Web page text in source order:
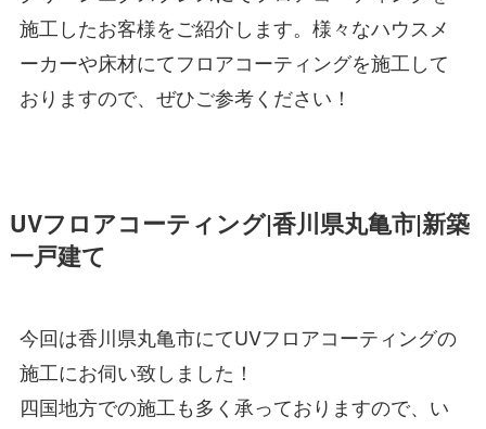
施工したお客様をご紹介します。様々なハウスメ
ーカーや床材にてフロアコーティングを施工して
おりますので、ぜひご参考ください！
UVフロアコーティング|香川県丸亀市|新築
一戸建て
今回は香川県丸亀市にてUVフロアコーティングの
施工にお伺い致しました！
四国地方での施工も多く承っておりますので、い